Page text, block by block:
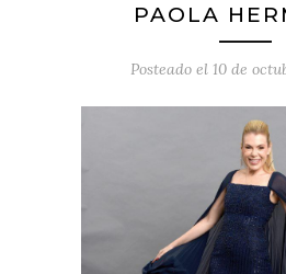
PAOLA
Posteado el 10 de